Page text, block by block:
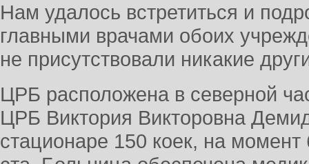
Нам удалось встретиться и
главными врачами обоих
не присутствовали никакие
ЦРБ расположена в северной
ЦРБ Виктория Викторовна
стационаре 150 коек, на